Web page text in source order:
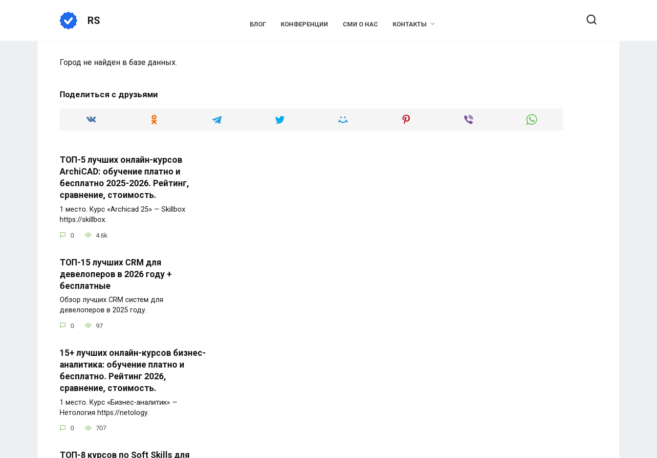
RS БЛОГ КОНФЕРЕНЦИИ СМИ О НАС КОНТАКТЫ
Город не найден в базе данных.
Поделиться с друзьями
ТОП-5 лучших онлайн-курсов
ArchiCAD: обучение платно и
бесплатно 2025-2026. Рейтинг,
сравнение, стоимость.
1 место. Курс «Archicad 25» — Skillbox
https://skillbox.
0 4.6k.
ТОП-15 лучших CRM для
девелоперов в 2026 году +
бесплатные
Обзор лучших CRM систем для
девелоперов в 2025 году.
0 97
15+ лучших онлайн-курсов бизнес-
аналитика: обучение платно и
бесплатно. Рейтинг 2026,
сравнение, стоимость.
1 место. Курс «Бизнес-аналитик» —
Нетология https://netology.
0 707
ТОП-8 курсов по Soft Skills для